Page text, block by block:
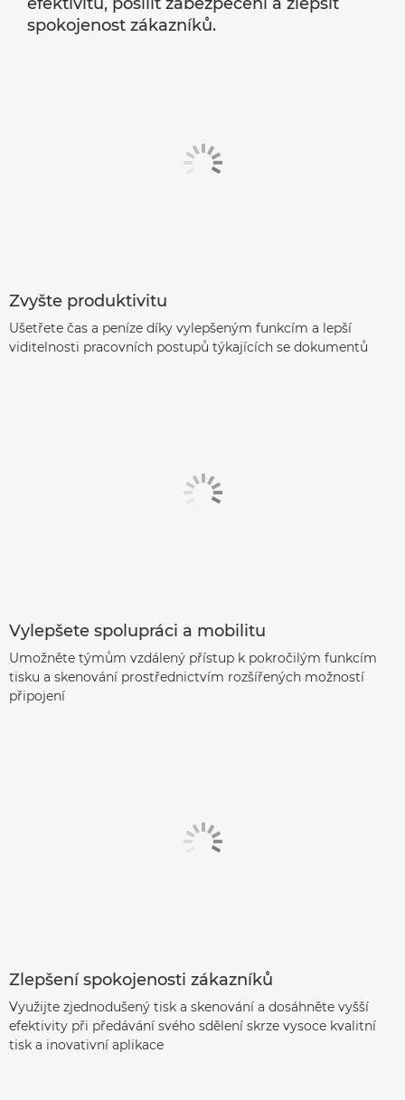
spokojenost zákazníků.
Zvyšte produktivitu
Ušetřete čas a peníze díky vylepšeným funkcím a lepší
viditelnosti pracovních postupů týkajících se dokumentů
Vylepšete spolupráci a mobilitu
Umožněte týmům vzdálený přístup k pokročilým funkcím
tisku a skenování prostřednictvím rozšířených možností
připojení
Zlepšení spokojenosti zákazníků
Využijte zjednodušený tisk a skenování a dosáhněte vyšší
efektivity při předávání svého sdělení skrze vysoce kvalitní
tisk a inovativní aplikace